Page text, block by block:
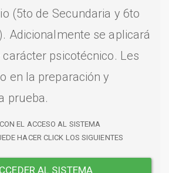
(5to de Secundaria y 6to
Adicionalmente se aplicará
psicotécnico. Les
en la preparación y
prueba.
EL ACCESO AL SISTEMA
HACER CLICK LOS SIGUIENTES
AL SISTEMA